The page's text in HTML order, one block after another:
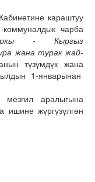
караштуу
коммуналдык чарба
- Кыргыз
жана турак жай-
түзүмдүк жана
1-январынан
аралыгына
ишине жүргүзүлгөн